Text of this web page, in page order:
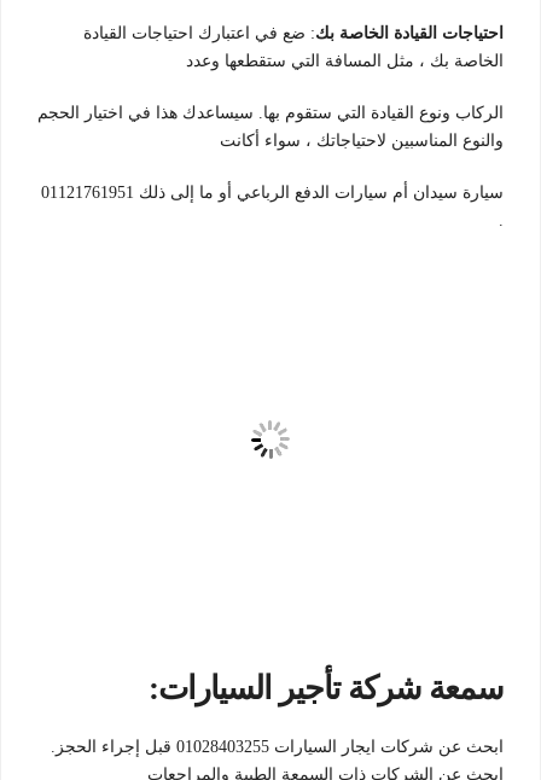
احتياجات القيادة الخاصة بك: ضع في اعتبارك احتياجات القيادة
الخاصة بك ، مثل المسافة التي ستقطعها وعدد
الركاب ونوع القيادة التي ستقوم بها. سيساعدك هذا في اختيار الحجم
والنوع المناسبين لاحتياجاتك ، سواء أكانت
سيارة سيدان أم سيارات الدفع الرباعي أو ما إلى ذلك 01121761951
.
سمعة شركة تأجير السيارات:
ابحث عن شركات ايجار السيارات 01028403255 قبل إجراء الحجز.
ابحث عن الشركات ذات السمعة الطيبة والمراجعات